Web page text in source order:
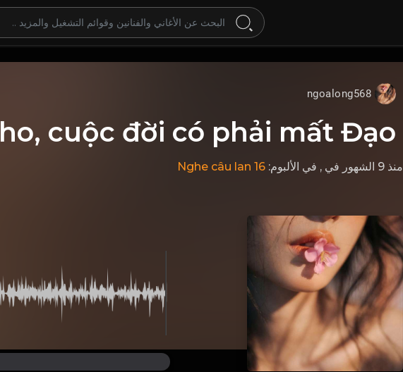
ngoalong568
cuộc đời có phải mất Đạo
منذ 9 الشهور في , في الألبوم: Nghe câu lan 16